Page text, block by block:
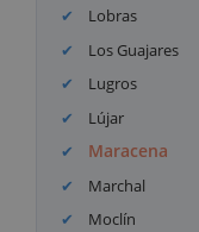
Lobras
Los Guajares
Lugros
Lújar
Maracena
Marchal
Moclín